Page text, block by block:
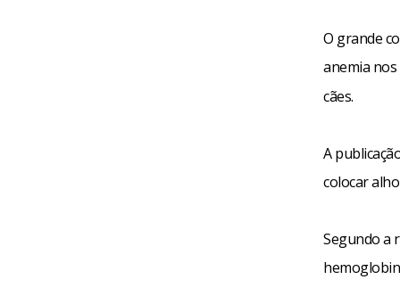
O grande
anemia
cães.
A
colocar
Segundo a